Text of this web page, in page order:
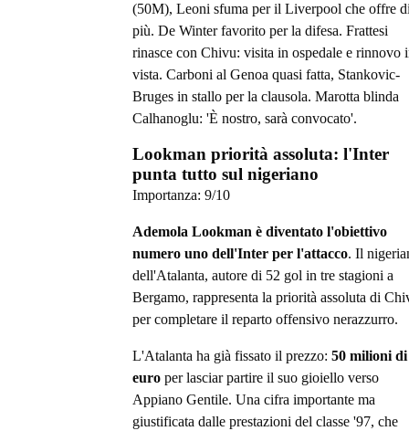
(50M), Leoni sfuma per il Liverpool che offre
più. De Winter favorito per la difesa. Frattesi
rinasce con Chivu: visita in ospedale e rinnovo
vista. Carboni al Genoa quasi fatta, Stankovic-
Bruges in stallo per la clausola. Marotta blinda
Calhanoglu: 'È nostro, sarà convocato'.
Lookman priorità assoluta: l'Inter
punta tutto sul nigeriano
Importanza: 9/10
Ademola Lookman è diventato l'obiettivo
numero uno dell'Inter per l'attacco. Il
dell'Atalanta, autore di 52 gol in tre stagioni a
Bergamo, rappresenta la priorità assoluta di
per completare il reparto offensivo nerazzurro.
L'Atalanta ha già fissato il prezzo: 50 milioni di
euro per lasciar partire il suo gioiello verso
Appiano Gentile. Una cifra importante ma
giustificata dalle prestazioni del classe '97, che